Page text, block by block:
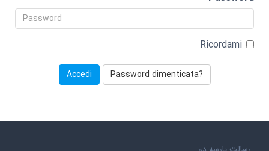
Ricordami
Password dimenticata?